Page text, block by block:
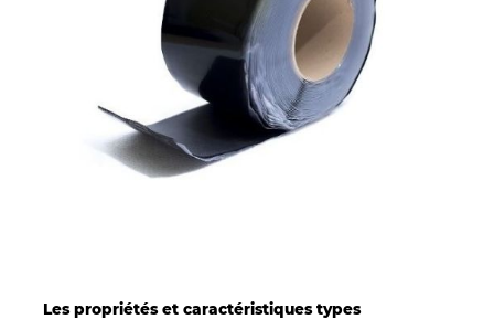
Les propriétés et caractéristiques types